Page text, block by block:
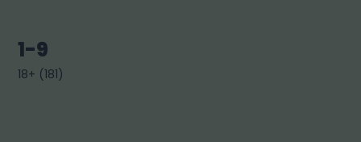
1-9
18+ (181)